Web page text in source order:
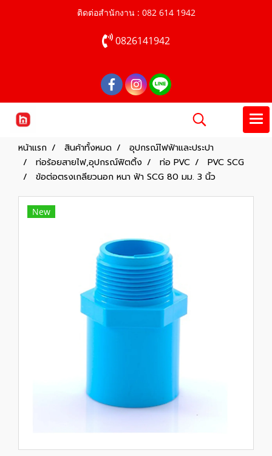
ติดต่อสำนักงาน : 082 614 1942
0826141942
หน้าแรก สินค้าทั้งหมด
อุปกรณ์ไฟฟ้าและประปา
ท่อร้อยสายไฟ,อุปกรณ์ฟิตติ้ง
ท่อ PVC
PVC SCG
ข้อต่อตรงเกลียวนอก หนา ฟ้า SCG 80 มม. 3 นิ้ว
New